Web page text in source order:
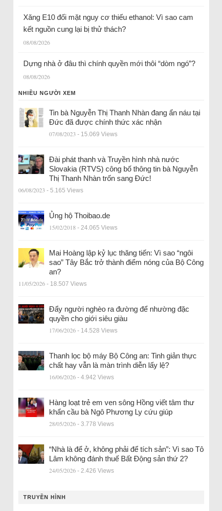
Xăng E10 đối mặt nguy cơ thiếu ethanol: Vì sao cam
kết nguồn cung lại bị thử thách?
08/08/2026
Dựng nhà ở đâu thì chính quyền mới thôi “dòm ngó”?
08/08/2026
NHIỀU NGƯỜI XEM
Tin bà Nguyễn Thị Thanh Nhàn đang ẩn náu tại
Đức đã được chính thức xác nhận
07/08/2023 - 15.069 Views
Đài phát thanh và Truyền hình nhà nước
Slovakia (RTVS) công bố thông tin bà Nguyễn
Thị Thanh Nhàn trốn sang Đức!
06/08/2023 - 5.165 Views
Ủng hộ Thoibao.de
15/02/2018 - 24.065 Views
Mai Hoàng lập kỷ lục thăng tiến: Vì sao “ngôi
sao” Tây Bắc trở thành điểm nóng của Bộ Công
an?
11/05/2026 - 18.507 Views
Đẩy người nghèo ra đường để nhường đặc
quyền cho giới siêu giàu
17/06/2026 - 14.528 Views
Thanh lọc bộ máy Bộ Công an: Tinh giản thực
chất hay vẫn là màn trình diễn lấy lệ?
16/06/2026 - 4.942 Views
Hàng loạt trẻ em ven sông Hồng viết tâm thư
khẩn cầu bà Ngô Phương Ly cứu giúp
28/05/2026 - 3.778 Views
“Nhà là để ở, không phải để tích sản”: Vì sao Tô
Lâm không đánh thuế Bất Động sản thứ 2?
24/05/2026 - 2.426 Views
TRUYỀN HÌNH